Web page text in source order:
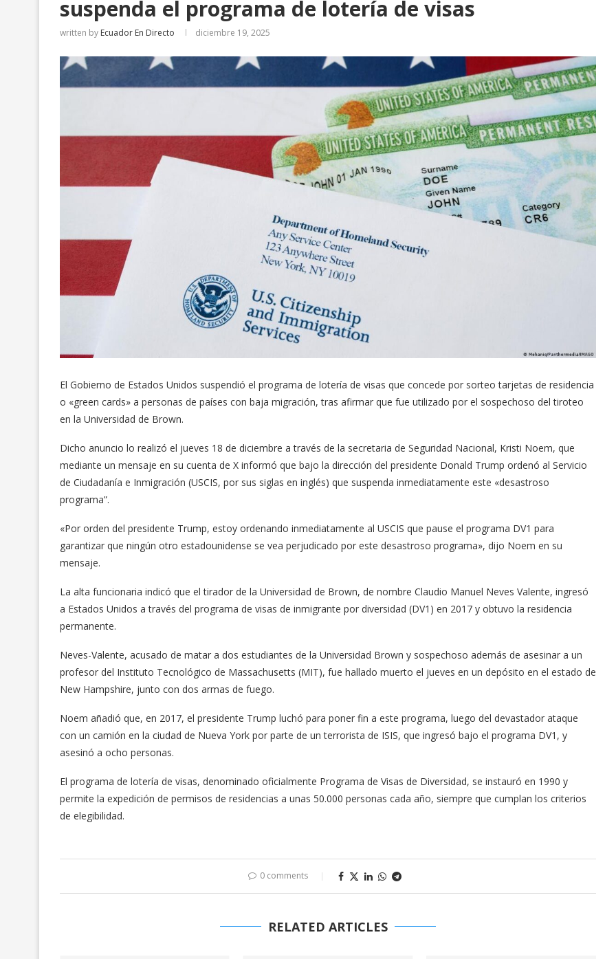
suspenda el programa de lotería de visas
written by Ecuador En Directo diciembre 19, 2025
El Gobierno de Estados Unidos suspendió el programa de lotería de visas que concede por sorteo tarjetas de residencia
o «green cards» a personas de países con baja migración, tras afirmar que fue utilizado por el sospechoso del tiroteo
en la Universidad de Brown.
Dicho anuncio lo realizó el jueves 18 de diciembre a través de la secretaria de Seguridad Nacional, Kristi Noem, que
mediante un mensaje en su cuenta de X informó que bajo la dirección del presidente Donald Trump ordenó al Servicio
de Ciudadanía e Inmigración (USCIS, por sus siglas en inglés) que suspenda inmediatamente este «desastroso
programa”.
«Por orden del presidente Trump, estoy ordenando inmediatamente al USCIS que pause el programa DV1 para
garantizar que ningún otro estadounidense se vea perjudicado por este desastroso programa», dijo Noem en su
mensaje.
La alta funcionaria indicó que el tirador de la Universidad de Brown, de nombre Claudio Manuel Neves Valente, ingresó
a Estados Unidos a través del programa de visas de inmigrante por diversidad (DV1) en 2017 y obtuvo la residencia
permanente.
Neves-Valente, acusado de matar a dos estudiantes de la Universidad Brown y sospechoso además de asesinar a un
profesor del Instituto Tecnológico de Massachusetts (MIT), fue hallado muerto el jueves en un depósito en el estado de
New Hampshire, junto con dos armas de fuego.
Noem añadió que, en 2017, el presidente Trump luchó para poner fin a este programa, luego del devastador ataque
con un camión en la ciudad de Nueva York por parte de un terrorista de ISIS, que ingresó bajo el programa DV1, y
asesinó a ocho personas.
El programa de lotería de visas, denominado oficialmente Programa de Visas de Diversidad, se instauró en 1990 y
permite la expedición de permisos de residencias a unas 50.000 personas cada año, siempre que cumplan los criterios
de elegibilidad.
0 comments
RELATED ARTICLES